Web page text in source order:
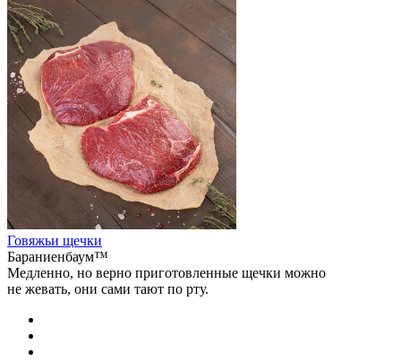
Говяжьи щечки
Бараниенбаум™
Медленно, но верно приготовленные щечки можно
не жевать, они сами тают по рту.